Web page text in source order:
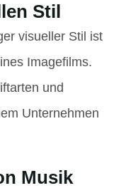
Stil
visueller Stil ist
Imagefilms.
und
Unternehmen
Musik